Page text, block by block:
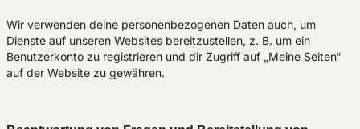
Wir verwenden deine personenbezogenen Daten auch, um
Dienste auf unseren Websites bereitzustellen, z. B. um ein
Benutzerkonto zu registrieren und dir Zugriff auf „Meine Seiten“
auf der Website zu gewähren.